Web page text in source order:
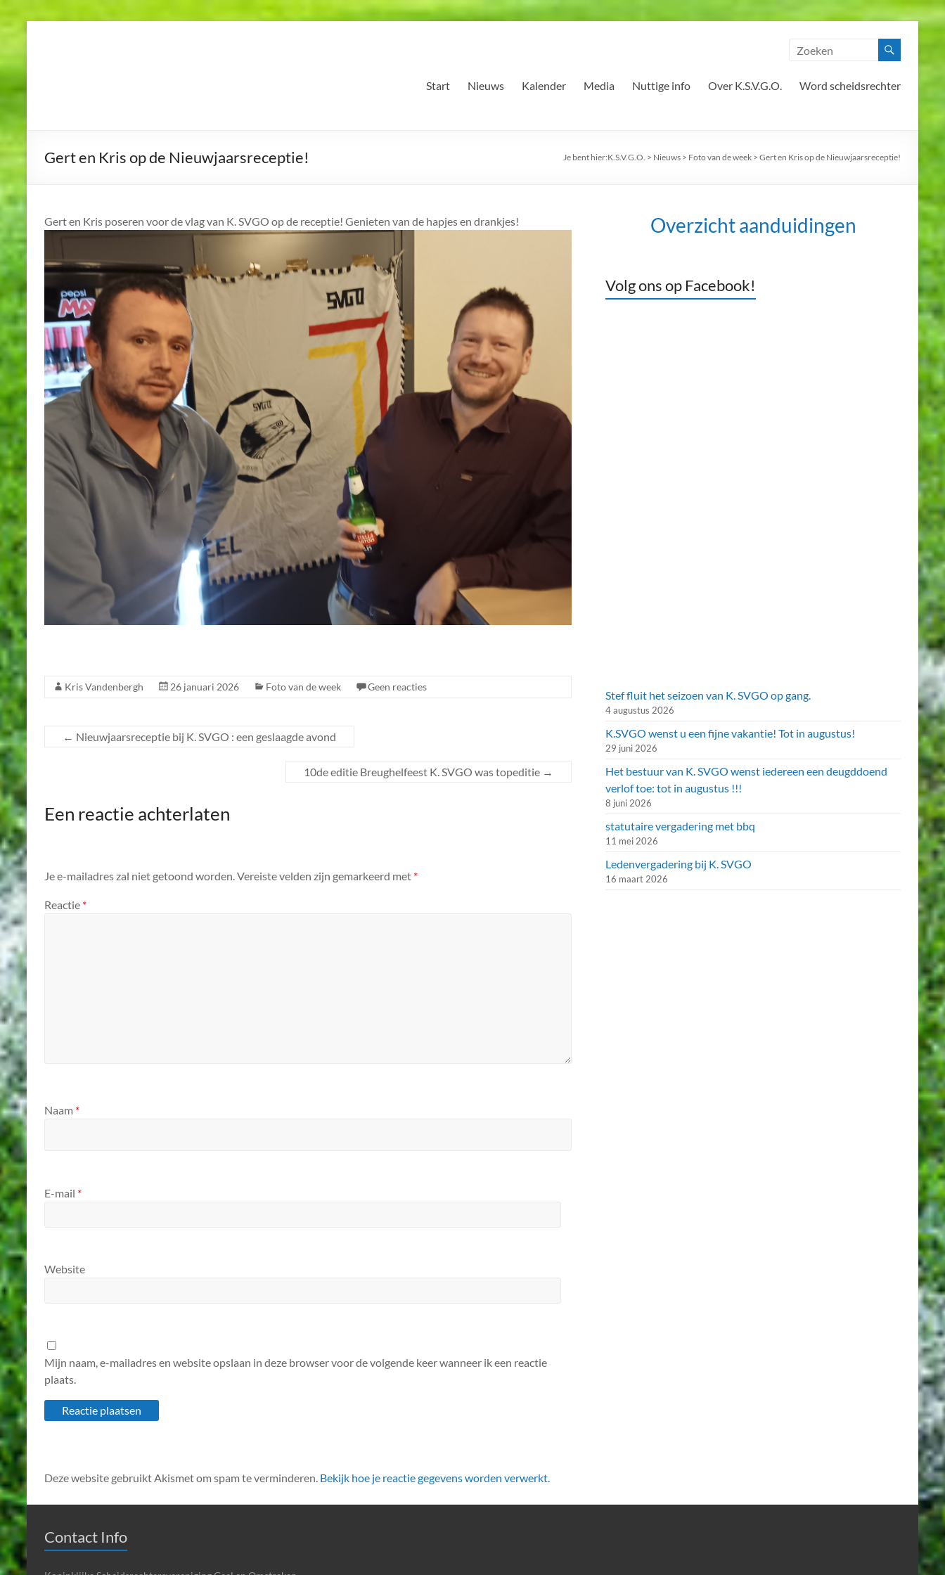
Start Nieuws Kalender Media Nuttige info Over K.S.V.G.O. Word scheidsrechter
Gert en Kris op de Nieuwjaarsreceptie! Je bent hier:K.S.V.G.O. > Nieuws > Foto van de week > Gert en Kris op de Nieuwjaarsreceptie!
Gert en Kris poseren voor de vlag van K. SVGO op de receptie! Genieten van de hapjes en drankjes!
Kris Vandenbergh 26 januari 2026 Foto van de week Geen reacties
← Nieuwjaarsreceptie bij K. SVGO : een geslaagde avond
10de editie Breughelfeest K. SVGO was topeditie →
Een reactie achterlaten
Je e-mailadres zal niet getoond worden.Vereiste velden zijn gemarkeerd met *
Reactie *
Naam *
E-mail *
Website
Mijn naam, e-mailadres en website opslaan in deze browser voor de volgende keer wanneer ik een reactie
plaats.
Deze website gebruikt Akismet om spam te verminderen. Bekijk hoe je reactie gegevens worden verwerkt.
Overzicht aanduidingen
Volg ons op Facebook!
Stef fluit het seizoen van K. SVGO op gang.
4 augustus 2026
K.SVGO wenst u een fijne vakantie! Tot in augustus!
29 juni 2026
Het bestuur van K. SVGO wenst iedereen een deugddoend
verlof toe: tot in augustus !!!
8 juni 2026
statutaire vergadering met bbq
11 mei 2026
Ledenvergadering bij K. SVGO
16 maart 2026
Contact Info